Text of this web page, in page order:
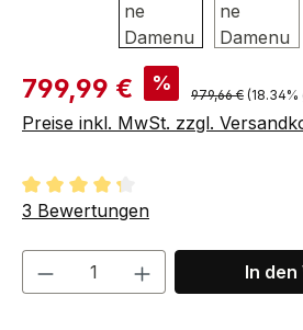
Verkaufspreis:
799,99 € % Regulärer Preis:
979,66 €
Preise inkl. MwSt. zzgl.
Durchschnittliche Bewertung von
3 Bewertungen
Produkt Anzahl: Gib
In